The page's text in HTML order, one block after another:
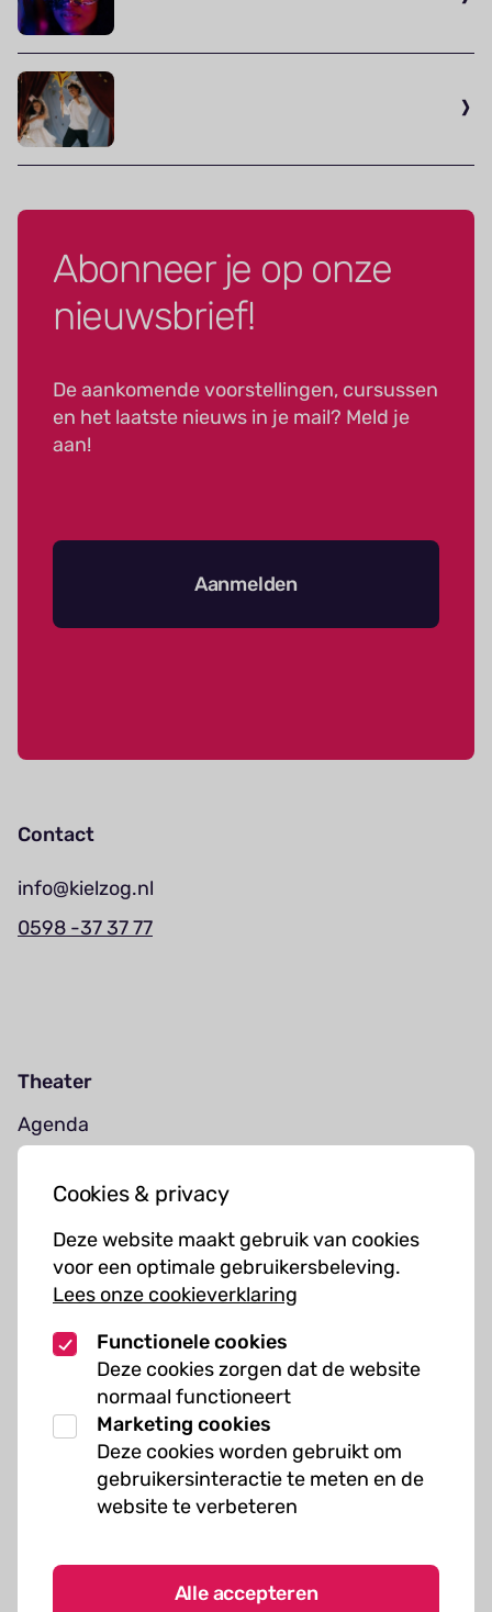
Cookies & privacy
Deze website maakt gebruik van cookies
voor een optimale gebruikersbeleving.
Lees onze cookieverklaring
Functionele cookies
Deze cookies zorgen dat de website
normaal functioneert
Marketing cookies
Deze cookies worden gebruikt om
gebruikersinteractie te meten en de
website te verbeteren
Alle accepteren
Abonneer je op onze
nieuwsbrief!
De aankomende voorstellingen, cursussen
en het laatste nieuws in je mail? Meld je
aan!
Aanmelden
Contact
info@kielzog.nl
0598 -37 37 77
Theater
Agenda
Muziekcursussen
Kunst cursussen
Over ons
Organisatie
Werken bij Kielzog
Veelgestelde vragen